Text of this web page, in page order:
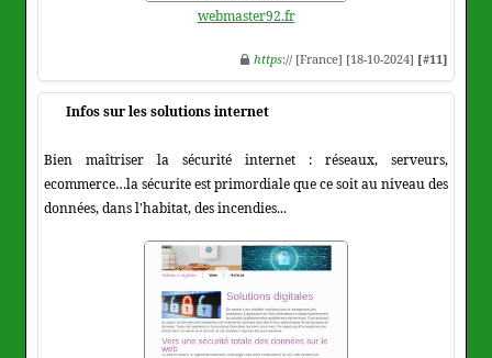
webmaster92.fr
https:// [France] [18-10-2024] [#11]
Infos sur les solutions internet
Bien maîtriser la sécurité internet : réseaux, serveurs,
ecommerce…la sécurite est primordiale que ce soit au niveau des
données, dans l'habitat, des incendies...